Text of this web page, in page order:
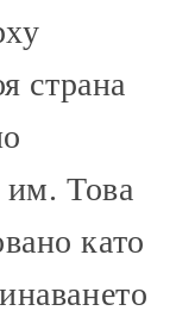
страна
им. Това
като